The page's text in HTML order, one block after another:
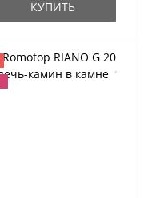
КУПИТЬ